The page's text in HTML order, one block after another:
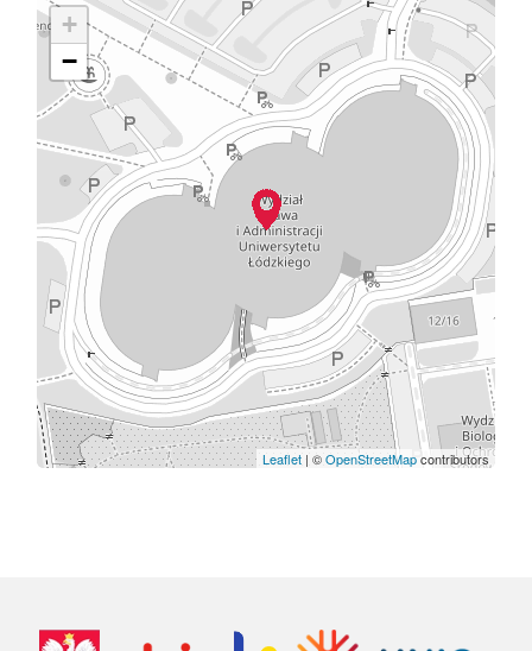
+
−
Leaflet| ©OpenStreetMapcontributors